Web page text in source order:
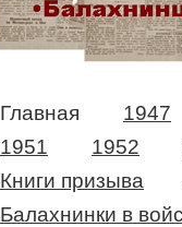
Главная 1947
1951
1952
Книги призыва
Балахнинки в